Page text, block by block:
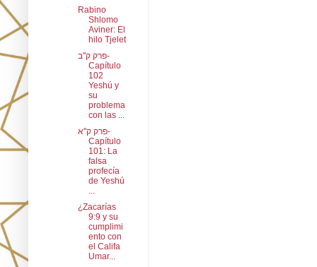
Rabino
Shlomo
Aviner: El
hilo Tjelet
פרק ק''ב-
Capítulo
102
Yeshú y
su
problema
con las ...
פרק ק''א-
Capítulo
101: La
falsa
profecía
de Yeshú
...
¿Zacarías
9:9 y su
cumplimi
ento con
el Califa
Umar...